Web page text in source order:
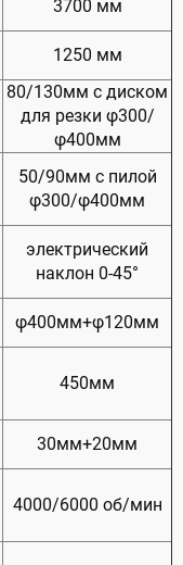
3700 мм
1250 мм
80/130мм с диском
для резки φ300/
φ400мм
50/90мм с пилой
φ300/φ400мм
электрический
наклон 0-45°
φ400мм+φ120мм
450мм
30мм+20мм
4000/6000 об/мин